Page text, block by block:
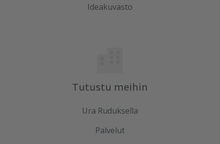
Ideakuvasto
Tutustu meihin
Ura Ruduksella
Palvelut